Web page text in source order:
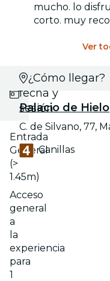
mucho. lo
corto. muy
Ver
Selecciona
fecha y
sesión
Entrada
General
(>
1.45m)
Acceso
general
a
la
experiencia
para
1
¿Cómo llegar?
Palacio de Hielo
C. de Silvano, 77,
Canillas